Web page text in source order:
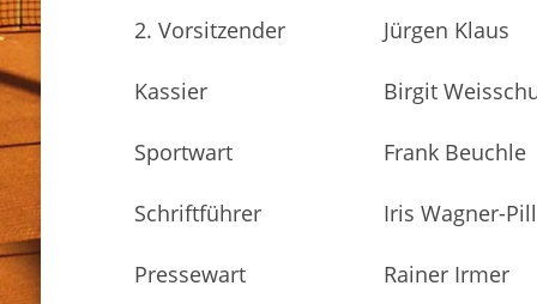
2. Vorsitzender
Kassier
Sportwart
Schriftführer
Pressewart
Jürgen Klaus
Birgit
Frank Beuchle
Iris Wagner-Pill
Rainer Irmer